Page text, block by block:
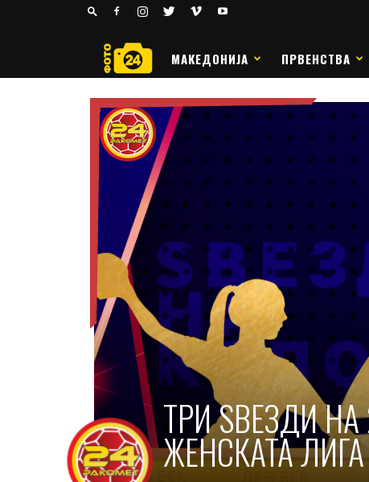
РАКОМЕТ
МАКЕДОНИЈА ПРВЕНСТВА
ТРИ ЅВЕЗДИ
ЖЕНСКАТА